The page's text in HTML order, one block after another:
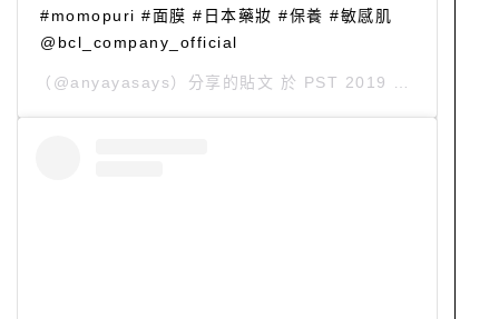
#momopuri #面膜 #日本藥妝 #保養 #敏感肌
@bcl_company_official
（@anyayasays）分享的貼文 於 PST 2019 年 12月 月 10 日 上午 7:31